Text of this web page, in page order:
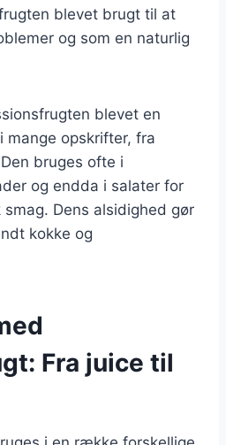
blevet brugt til at
og som en naturlig
blevet en
opskrifter, fra
bruges ofte i
og endda i salater for
Dens alsidighed gør
kokke og
Fra juice til